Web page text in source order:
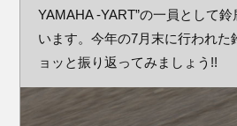
YAMAHA -YART”の一員として
います。今年の7月末に行われた
ョッと振り返ってみましょう!!